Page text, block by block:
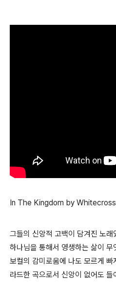
In The Kingdom by Whitecross
그들의 신앙적 고백이 담겨진 노래
하나님을 통해서 영생하는 삶이
보컬의 감미로움에 나도 모르게
라드한 곡으로서 신앙이 없어도